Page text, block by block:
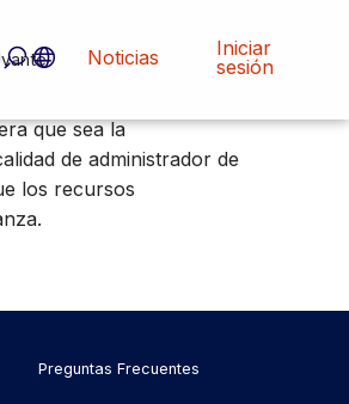
Noticias
Iniciar
sesión
que sea la
de administrador de
los recursos
Preguntas Frecuentes